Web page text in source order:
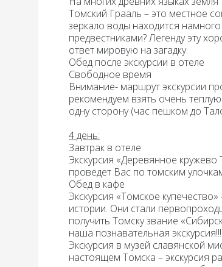
Томский Грааль – это местное
зеркало воды находится
предвестниками? Легенду эту
ответ мировую на загадку.
Обед после экскурсии в отеле
Свободное время
Внимание- маршрут экскурсии
рекомендуем взять очень
одну сторону (час пешком до
4 день:
Завтрак в отеле
Экскурсия «Деревянное
проведет Вас по томским
Обед в кафе
Экскурсия «Томское купечество»
истории. Они стали
получить Томску звание
наша познавательная экскурсия!!!
Экскурсия в музей славянской
настоящем Томска – экскурсия